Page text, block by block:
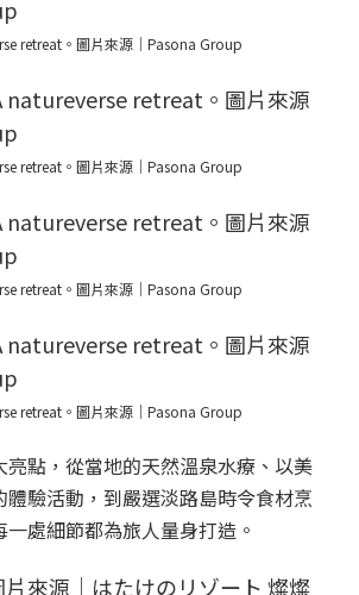
retreat。圖片來源｜Pasona Group
retreat。圖片來源｜Pasona Group
retreat。圖片來源｜Pasona Group
retreat。圖片來源｜Pasona Group
亮點，從當地的天然溫泉水療、以美
驗活動，到嚴選淡路島時令食材烹
處細節都為旅人量身打造。